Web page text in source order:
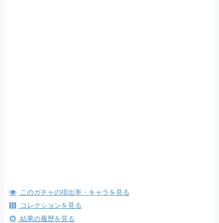
このガチャの排出率・キャラを見る
コレクションを見る
結果の履歴を見る